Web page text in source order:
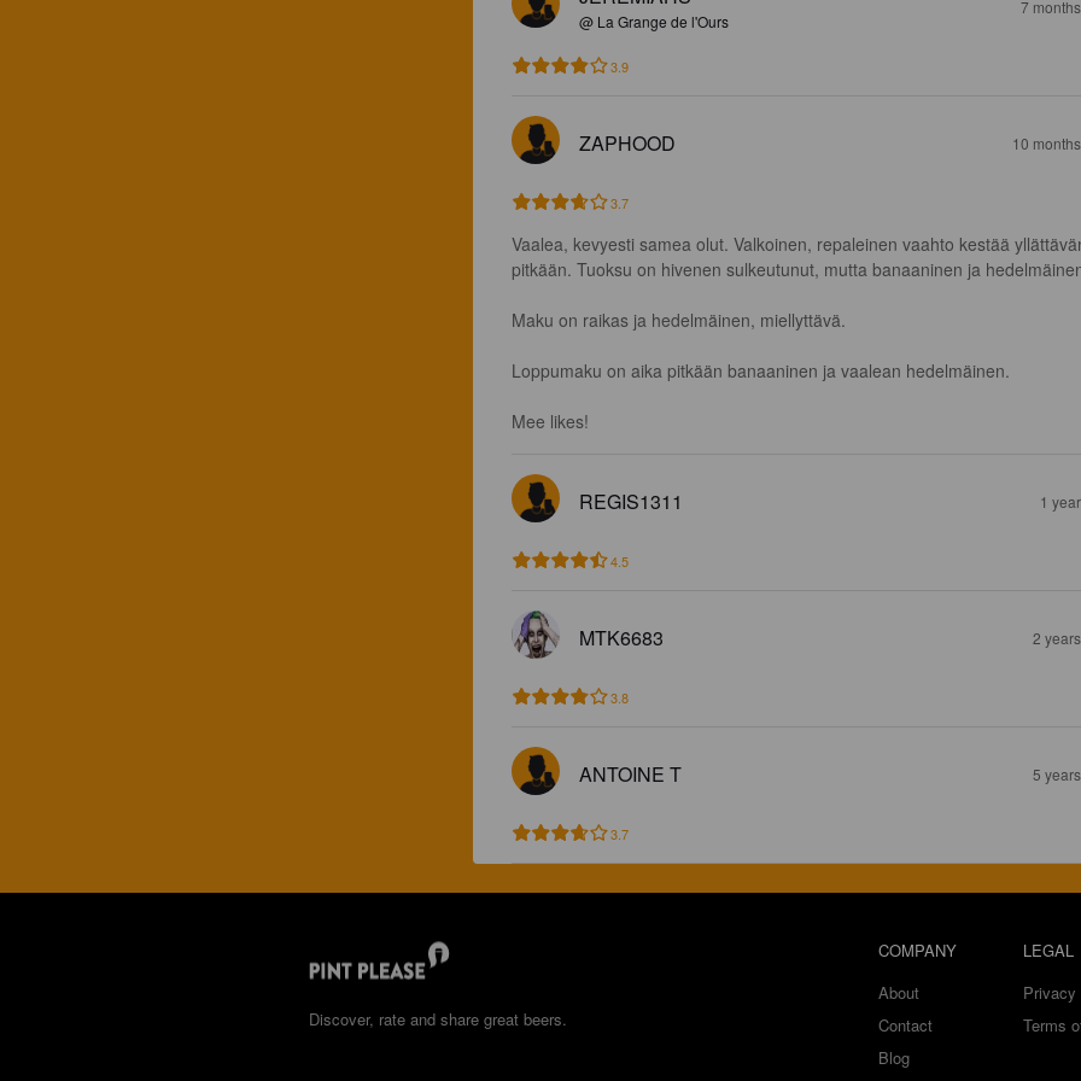
@ La Grange de l'Ours
7
3.9
ZAPHOOD 10
3.7
Vaalea, kevyesti samea olut. Valkoinen, repaleinen vaahto kestää
pitkään. Tuoksu on hivenen sulkeutunut, mutta banaaninen ja
Maku on raikas ja hedelmäinen, miellyttävä.
Loppumaku on aika pitkään banaaninen ja vaalean hedelmäinen.
Mee likes!
REGIS1311 1
4.5
MTK6683 2
3.8
ANTOINE T 5
3.7
Discover, rate and share great beers.
COMPANY
About
Contact
Blog
LEGAL
Privacy
Terms